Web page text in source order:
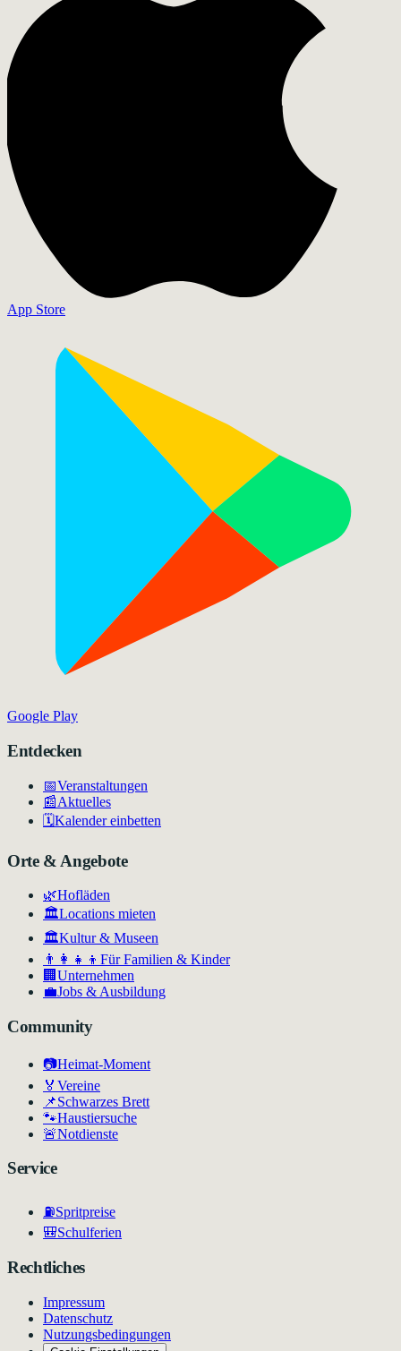
App Store
Google Play
Entdecken
📅Veranstaltungen
📰Aktuelles
🗓️Kalender einbetten
Orte & Angebote
🌿Hofläden
🏛️Locations mieten
🏛Kultur & Museen
👨‍👩‍👧‍👦 Für Familien & Kinder
🏢 Unternehmen
💼Jobs & Ausbildung
Community
📷Heimat-Moment
🏅 Vereine
📌Schwarzes Brett
🐾Haustiersuche
🚨Notdienste
Service
⛽Spritpreise
🎒Schulferien
Rechtliches
Impressum
Datenschutz
Nutzungsbedingungen